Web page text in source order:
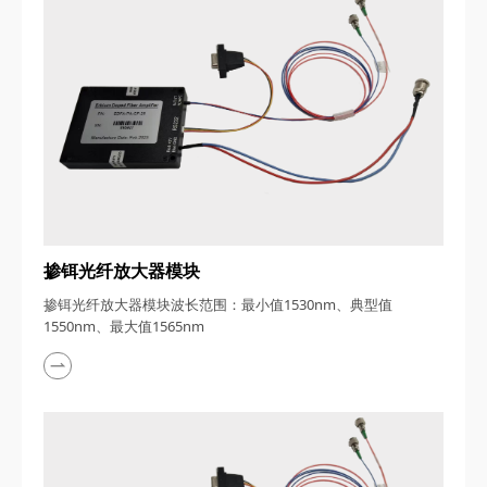
掺铒光纤放大器模块
掺铒光纤放大器模块波长范围：最小值1530nm、典型值
1550nm、最大值1565nm